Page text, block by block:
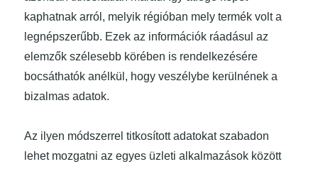
kaphatnak arról, melyik régióban mely termék volt a
legnépszerűbb. Ezek az információk ráadásul az
elemzők szélesebb körében is rendelkezésére
bocsáthatók anélkül, hogy veszélybe kerülnének a
bizalmas adatok.
Az ilyen módszerrel titkosított adatokat szabadon
lehet mozgatni az egyes üzleti alkalmazások között